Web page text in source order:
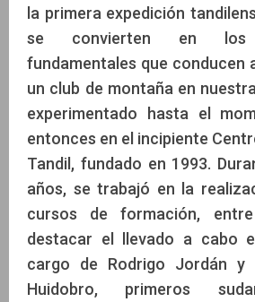
la primera expedición
se convierten en los
fundamentales que conducen
un club de montaña en
experimentado hasta el
entonces en el incipiente
Tandil, fundado en 1993.
años, se trabajó en la
cursos de formación,
destacar el llevado a cabo
cargo de Rodrigo Jordán y
Huidobro, primeros